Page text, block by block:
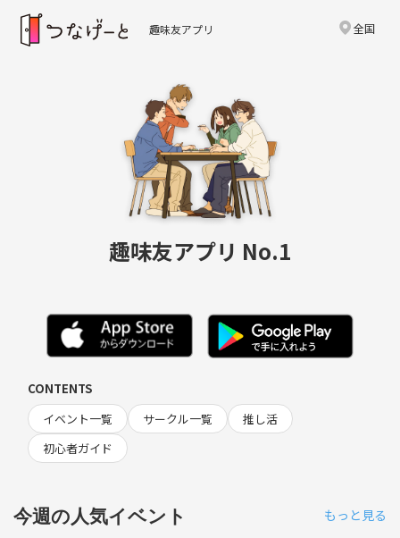
趣味友アプリ 全国
趣味友アプリ No.1
CONTENTS
イベント一覧
サークル一覧
推し活
初心者ガイド
今週の人気イベント もっと見る